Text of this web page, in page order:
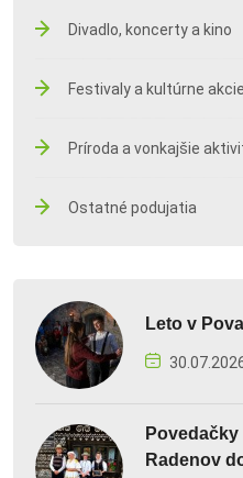
Divadlo, koncerty a kino
Festivaly a kultúrne akcie
Príroda a vonkajšie
Ostatné podujatia
Leto v
Radenov